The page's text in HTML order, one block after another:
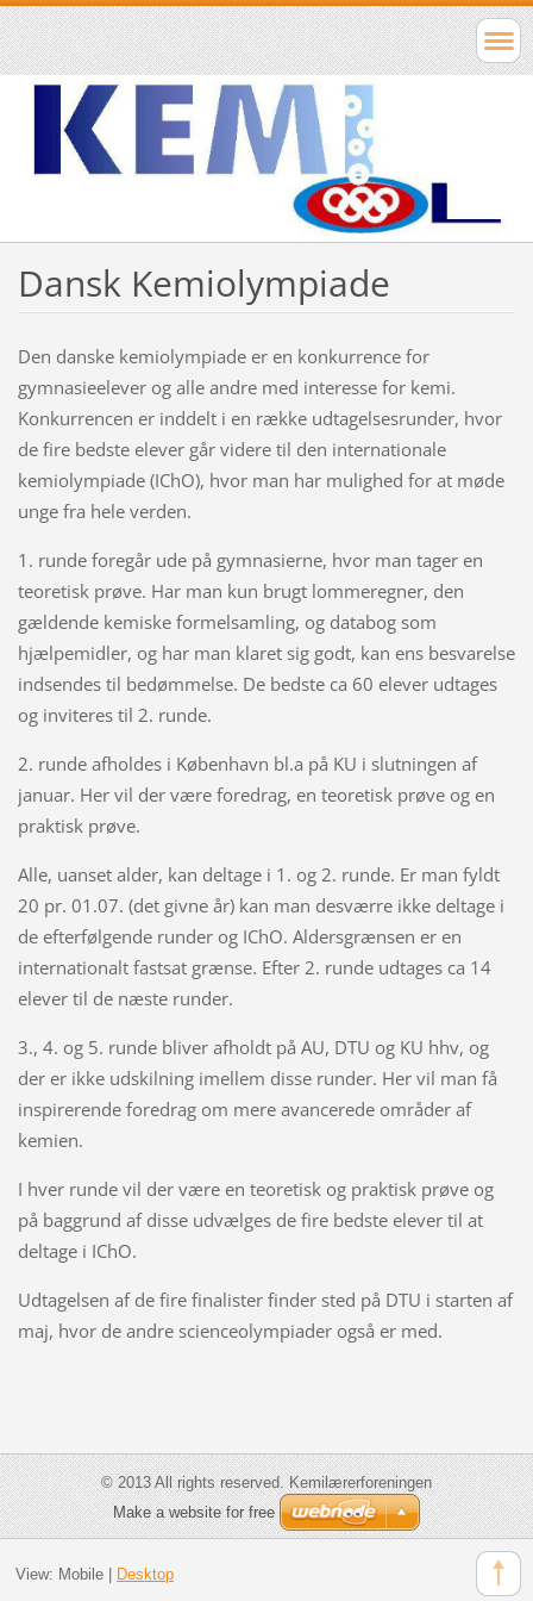
Dansk Kemiolympiade
Den danske kemiolympiade er en konkurrence for
gymnasieelever og alle andre med interesse for kemi.
Konkurrencen er inddelt i en række udtagelsesrunder, hvor
de fire bedste elever går videre til den internationale
kemiolympiade (IChO), hvor man har mulighed for at møde
unge fra hele verden.
1. runde foregår ude på gymnasierne, hvor man tager en
teoretisk prøve. Har man kun brugt lommeregner, den
gældende kemiske formelsamling, og databog som
hjælpemidler, og har man klaret sig godt, kan ens besvarelse
indsendes til bedømmelse. De bedste ca 60 elever udtages
og inviteres til 2. runde.
2. runde afholdes i København bl.a på KU i slutningen af
januar. Her vil der være foredrag, en teoretisk prøve og en
praktisk prøve.
Alle, uanset alder, kan deltage i 1. og 2. runde. Er man fyldt
20 pr. 01.07. (det givne år) kan man desværre ikke deltage i
de efterfølgende runder og IChO. Aldersgrænsen er en
internationalt fastsat grænse. Efter 2. runde udtages ca 14
elever til de næste runder.
3., 4. og 5. runde bliver afholdt på AU, DTU og KU hhv, og
der er ikke udskilning imellem disse runder. Her vil man få
inspirerende foredrag om mere avancerede områder af
kemien.
I hver runde vil der være en teoretisk og praktisk prøve og
på baggrund af disse udvælges de fire bedste elever til at
deltage i IChO.
Udtagelsen af de fire finalister finder sted på DTU i starten af
maj, hvor de andre scienceolympiader også er med.
© 2013 All rights reserved. Kemilærerforeningen
Make a website for free
View: Mobile| Desktop